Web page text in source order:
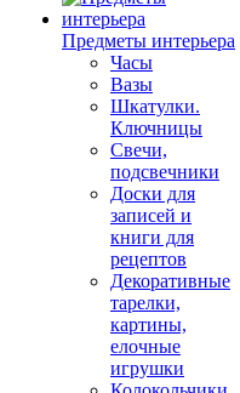
Предметы интерьера
Часы
Вазы
Шкатулки.
Ключницы
Свечи,
подсвечники
Доски для
записей и
книги для
рецептов
Декоративные
тарелки,
картины,
елочные
игрушки